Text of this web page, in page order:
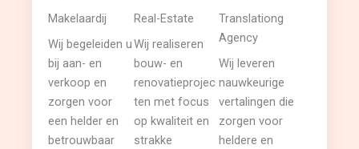
Makelaardij
Wij begeleiden u
bij aan- en
verkoop en
zorgen voor
een helder en
betrouwbaar
Real-Estate
Wij realiseren
bouw- en
renovatieprojec
ten met focus
op kwaliteit en
strakke
Translationg
Agency
Wij leveren
nauwkeurige
vertalingen die
zorgen voor
heldere en